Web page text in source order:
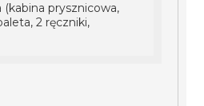
(kabina prysznicowa,
2 ręczniki,